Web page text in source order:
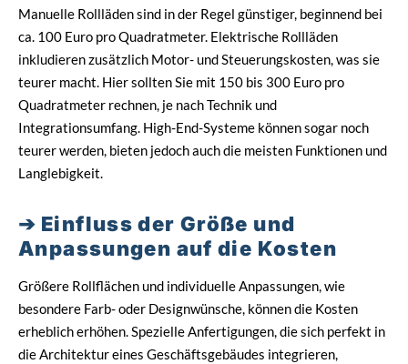
Manuelle Rollläden sind in der Regel günstiger, beginnend bei
ca. 100 Euro pro Quadratmeter. Elektrische Rollläden
inkludieren zusätzlich Motor- und Steuerungskosten, was sie
teurer macht. Hier sollten Sie mit 150 bis 300 Euro pro
Quadratmeter rechnen, je nach Technik und
Integrationsumfang. High-End-Systeme können sogar noch
teurer werden, bieten jedoch auch die meisten Funktionen und
Langlebigkeit.
Einfluss der Größe und
Anpassungen auf die Kosten
Größere Rollflächen und individuelle Anpassungen, wie
besondere Farb- oder Designwünsche, können die Kosten
erheblich erhöhen. Spezielle Anfertigungen, die sich perfekt in
die Architektur eines Geschäftsgebäudes integrieren,